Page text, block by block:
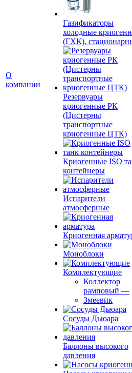
О
компании
Газификаторы
холодные
(ГХК),
Резервуары
криогенные РК
(Цистерны
транспортные
криогенные ЦТК)
Криогенные ISO
контейнеры
Испарители
атмосферные
Криогенная
Моноблоки
Комплектующие
Коллектор
рамповый —
Змеевик
Сосуды Дьюара
Баллоны высокого
давления